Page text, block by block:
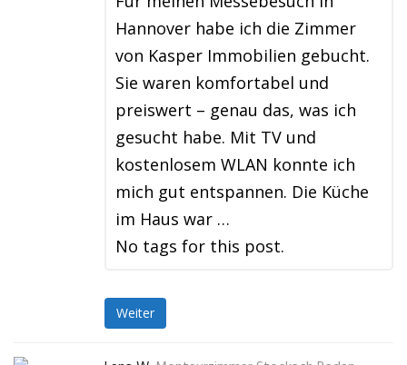
Hannover habe ich die Zimmer
von Kasper Immobilien gebucht.
Sie waren komfortabel und
preiswert – genau das, was ich
gesucht habe. Mit TV und
kostenlosem WLAN konnte ich
mich gut entspannen. Die Küche
im Haus war …
No tags for this post.
Weiter